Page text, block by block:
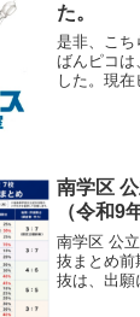
た。
是非、こち
ばんピコは
した。現
南学区
（令和9
南学区 公
抜まとめ前
抜は、出願